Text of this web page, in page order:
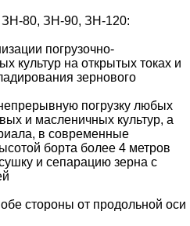
ЗН-80, ЗН-90, ЗН-120:
погрузочно-
культур на открытых токах и
зернового
погрузку любых
и масленичных культур, а
в современные
борта более 4 метров
и сепарацию зерна с
стороны от продольной оси